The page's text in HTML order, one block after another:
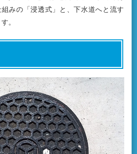
みの「浸透式」と、下水道へと流す
。